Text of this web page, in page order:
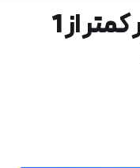
خرید جدید خود را در کمتر از 1